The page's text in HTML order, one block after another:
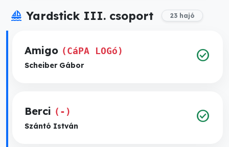
sailing Yardstick III. csoport 23 hajó
Amigo (CáPA LOGó)
Scheiber Gábor
check_circle
Berci (-)
Szántó István
check_circle